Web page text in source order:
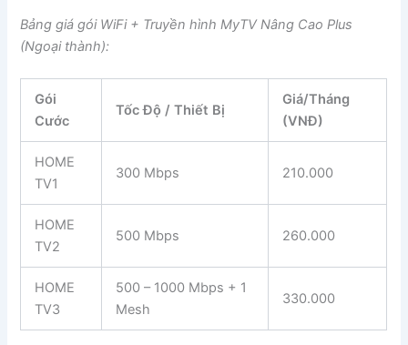
Bảng giá gói WiFi + Truyền hình MyTV Nâng Cao Plus
(Ngoại thành):
Gói
Cước
Tốc Độ / Thiết Bị
Giá/Tháng
(VNĐ)
HOME
TV1
300 Mbps 210.000
HOME
TV2
500 Mbps 260.000
HOME
TV3
500 – 1000 Mbps + 1
Mesh
330.000